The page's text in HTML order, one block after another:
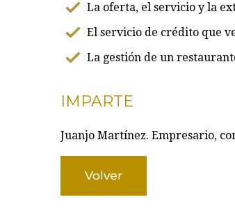
La oferta, el servicio y la
El servicio de crédito que
La gestión de un
IMPARTE
Juanjo Martínez. Empresario,
Volver